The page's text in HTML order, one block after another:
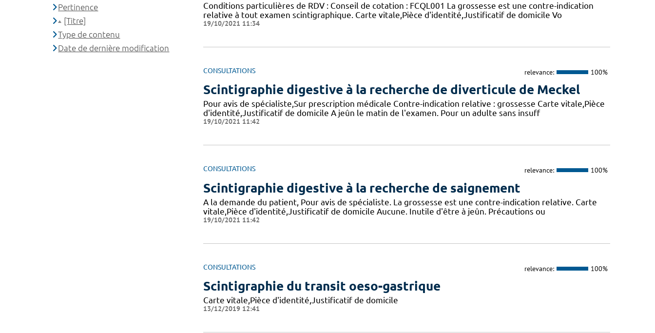
Conditions particulières de RDV : Conseil de cotation : FCQL001 La grossesse est une contre-indication
relative à tout examen scintigraphique. Carte vitale,Pièce d'identité,Justificatif de domicile Vo
19/10/2021 11:34
CONSULTATIONS relevance: 100%
Scintigraphie digestive à la recherche de diverticule de Meckel
Pour avis de spécialiste,Sur prescription médicale Contre-indication relative : grossesse Carte vitale,Pièce
d'identité,Justificatif de domicile A jeûn le matin de l'examen. Pour un adulte sans insuff
19/10/2021 11:42
CONSULTATIONS relevance: 100%
Scintigraphie digestive à la recherche de saignement
A la demande du patient, Pour avis de spécialiste. La grossesse est une contre-indication relative. Carte
vitale,Pièce d'identité,Justificatif de domicile Aucune. Inutile d'être à jeûn. Précautions ou
19/10/2021 11:42
CONSULTATIONS relevance: 100%
Scintigraphie du transit oeso-gastrique
Carte vitale,Pièce d'identité,Justificatif de domicile
13/12/2019 12:41
Pertinence
[Titre]
Type de contenu
Date de dernière modification